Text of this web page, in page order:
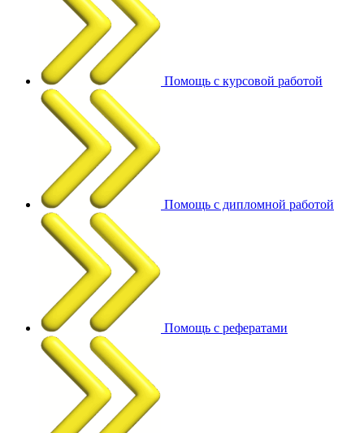
Помощь с курсовой работой
Помощь с дипломной работой
Помощь с рефератами